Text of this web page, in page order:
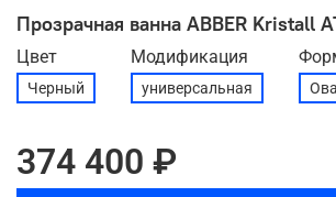
Прозрачная ванна ABBER Kristall
Цвет
Черный
Модификация
универсальная
374 400 ₽